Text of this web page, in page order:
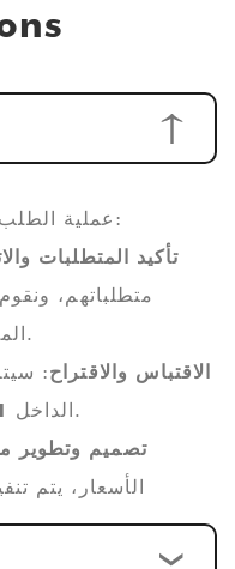
عملية الطلب لدينا تتسم بالكفاءة والشفافية:
تأكيد المتطلبات
متطلباتهم،
.
الاقتباس والاقتراح:
الداخل 1-2
مع عرض فني.
تصميم
الأسعار، يتم
القياسية10-15 يوم عمل